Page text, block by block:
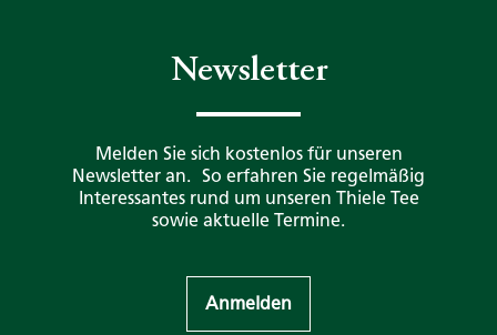
Newsletter
Melden Sie sich kostenlos für unseren
Newsletter an. So erfahren Sie regelmäßig
Interessantes rund um unseren Thiele Tee
sowie aktuelle Termine.
Anmelden